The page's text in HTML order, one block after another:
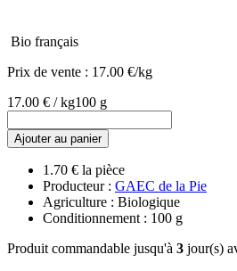
Bio français
Prix de vente : 17.00 €/kg
17.00 € / kg100 g
Ajouter au panier
1.70 € la pièce
Producteur : GAEC de la Pie
Agriculture : Biologique
Conditionnement : 100 g
Produit commandable jusqu'à 3 jour(s)